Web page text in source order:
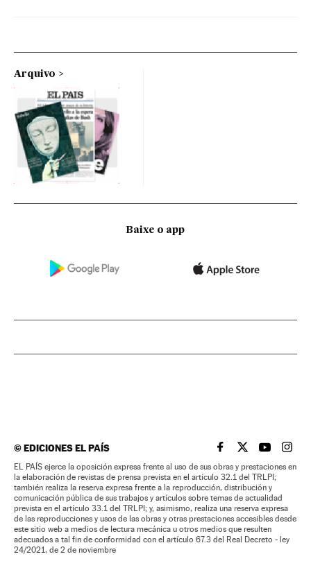
Arquivo
Baixe o app
©EDICIONES EL PAÍS EL PAÍS BRASIL EN
EL PAÍSEL PAÍS
EL
EL PAÍS ejerce la oposición expresa frente al uso de sus obras y prestaciones en
la elaboración de revistas de prensa prevista en el artículo 32.1 del TRLPI;
también realiza la reserva expresa frente a la reproducción, distribución y
comunicación pública de sus trabajos y artículos sobre temas de actualidad
prevista en el artículo 33.1 del TRLPI; y, asimismo, realiza una reserva expresa
de las reproducciones y usos de las obras y otras prestaciones accesibles desde
este sitio web a medios de lectura mecánica u otros medios que resulten
adecuados a tal fin de conformidad con el artículo 67.3 del Real Decreto - ley
24/2021, de 2 de noviembre